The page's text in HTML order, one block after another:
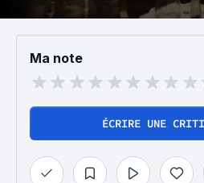
Ma note
ÉCRIRE UNE